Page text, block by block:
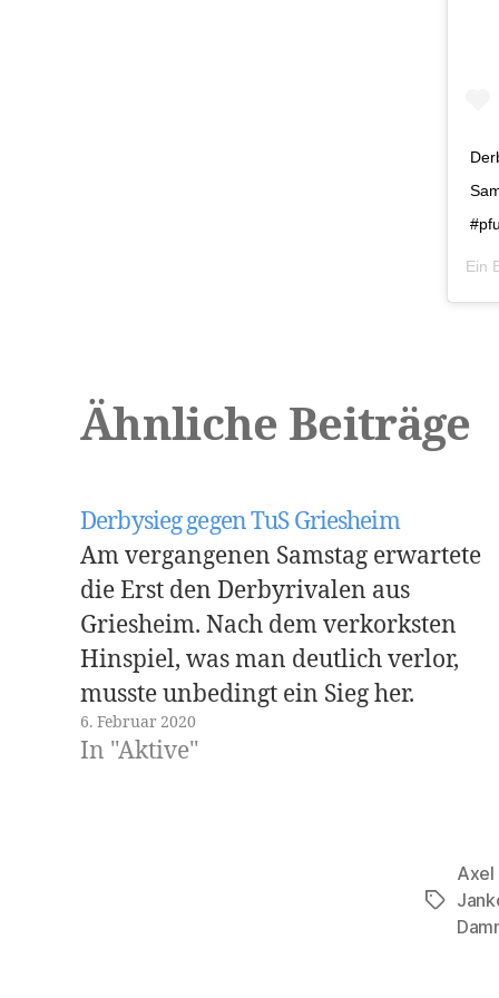
Ein
Ähnliche Beiträge
Derbysieg gegen TuS Griesheim
Am vergangenen Samstag erwartete
die Erst den Derbyrivalen aus
Griesheim. Nach dem verkorksten
Hinspiel, was man deutlich verlor,
musste unbedingt ein Sieg her.
Schnellstart der Gäste Das Spiel
begann mit einer schnellen 3:0
6. Februar 2020
In "Aktive"
Axel